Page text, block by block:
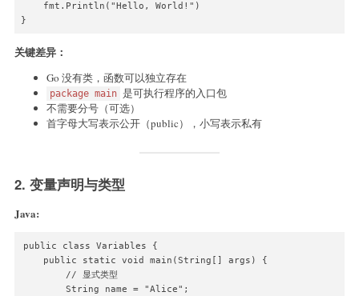
    fmt.Println("Hello, World!")
}
关键差异：
Go 没有类，函数可以独立存在
package main 是可执行程序的入口包
不需要分号（可选）
首字母大写表示公开（public），小写表示私有
2. 变量声明与类型
Java:
public class Variables {
    public static void main(String[] args) {
        // 显式类型
        String name = "Alice";